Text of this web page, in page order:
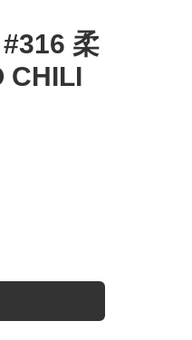
柔
CHILI